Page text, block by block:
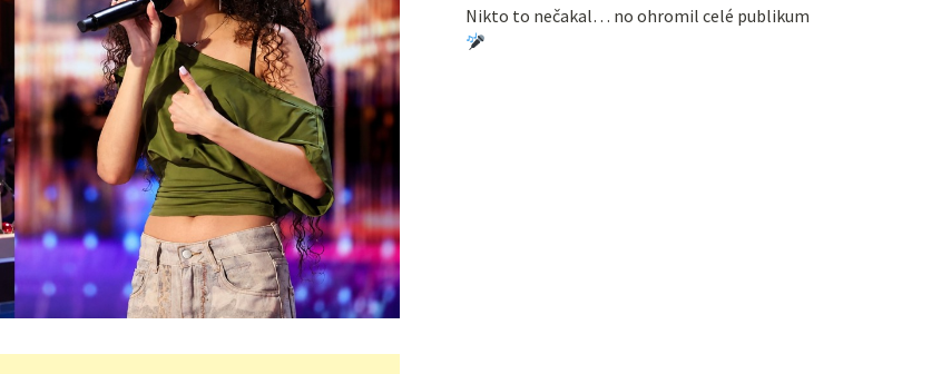
Nikto to nečakal… no ohromil celé publikum